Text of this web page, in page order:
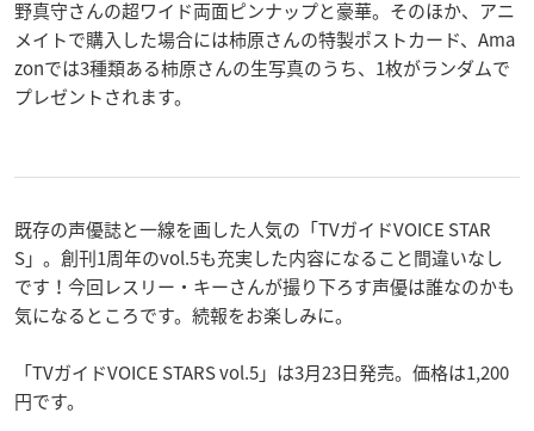
野真守さんの超ワイド両面ピンナップと豪華。そのほか、アニ
メイトで購入した場合には柿原さんの特製ポストカード、Ama
zonでは3種類ある柿原さんの生写真のうち、1枚がランダムで
プレゼントされます。
既存の声優誌と一線を画した人気の「TVガイドVOICE STAR
S」。創刊1周年のvol.5も充実した内容になること間違いなし
です！今回レスリー・キーさんが撮り下ろす声優は誰なのかも
気になるところです。続報をお楽しみに。
「TVガイドVOICE STARS vol.5」は3月23日発売。価格は1,200
円です。